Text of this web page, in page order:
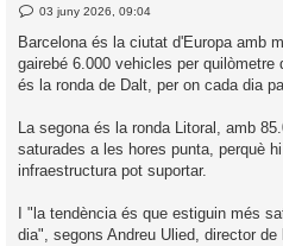
E
t
r
a
d
a
03 juny 2026, 09:04
Barcelona és la ciutat d'Europa amb
gairebé 6.000 vehicles per
és la ronda de Dalt, per on cada dia
La segona és la ronda Litoral, amb
saturades a les hores punta, perquè
infraestructura pot suportar.
I "la tendència és que estiguin més
dia", segons Andreu Ulied, director